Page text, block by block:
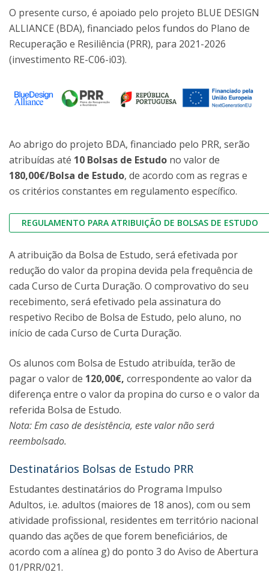
O presente curso, é apoiado pelo projeto BLUE DESIGN
ALLIANCE (BDA), financiado pelos fundos do Plano de
Recuperação e Resiliência (PRR), para 2021-2026
(investimento RE-C06-i03).
Ao abrigo do projeto BDA, financiado pelo PRR, serão
atribuídas até 10 Bolsas de Estudo no valor de
180,00€/Bolsa de Estudo, de acordo com as regras e
os critérios constantes em regulamento específico.
REGULAMENTO PARA ATRIBUIÇÃO DE BOLSAS DE ESTUDO
A atribuição da Bolsa de Estudo, será efetivada por
redução do valor da propina devida pela frequência de
cada Curso de Curta Duração. O comprovativo do seu
recebimento, será efetivado pela assinatura do
respetivo Recibo de Bolsa de Estudo, pelo aluno, no
início de cada Curso de Curta Duração.
Os alunos com Bolsa de Estudo atribuída, terão de
pagar o valor de 120,00€, correspondente ao valor da
diferença entre o valor da propina do curso e o valor da
referida Bolsa de Estudo.
Nota: Em caso de desistência, este valor não será
reembolsado.
Destinatários Bolsas de Estudo PRR
Estudantes destinatários do Programa Impulso
Adultos, i.e. adultos (maiores de 18 anos), com ou sem
atividade profissional, residentes em território nacional
quando das ações de que forem beneficiários, de
acordo com a alínea g) do ponto 3 do Aviso de Abertura
01/PRR/021.